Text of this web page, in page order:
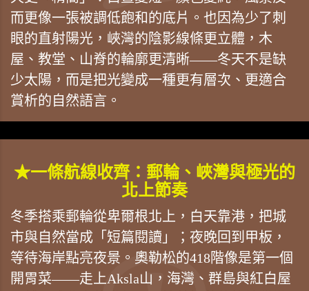
而更像一張被調低飽和的底片。也因為少了刺
眼的直射陽光，峽灣的陰影線條更立體，木
屋、教堂、山脊的輪廓更清晰——冬天不是缺
少太陽，而是把光變成一種更有層次、更適合
賞析的自然語言。
★一條航線收齊：郵輪、峽灣與極光的
北上節奏
冬季搭乘郵輪從卑爾根北上，白天靠港，把城
市與自然當成「短篇閱讀」；夜晚回到甲板，
等待海岸點亮夜景。奧勒松的418階像是第一個
開胃菜——走上Aksla山，海灣、群島與紅白屋